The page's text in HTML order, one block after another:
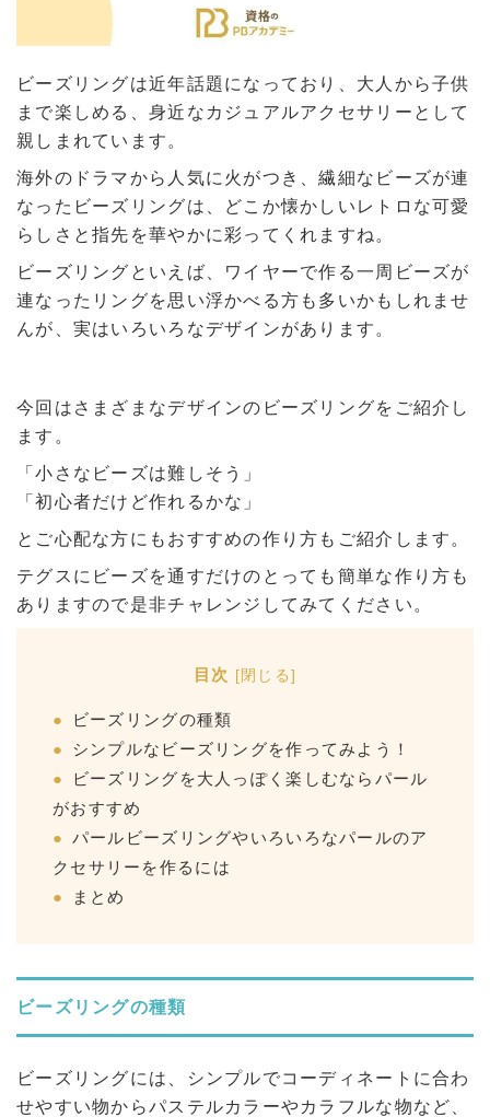
ビーズリングは近年話題になっており、大人から子供
まで楽しめる、身近なカジュアルアクセサリーとして
親しまれています。
海外のドラマから人気に火がつき、繊細なビーズが連
なったビーズリングは、どこか懐かしいレトロな可愛
らしさと指先を華やかに彩ってくれますね。
ビーズリングといえば、ワイヤーで作る一周ビーズが
連なったリングを思い浮かべる方も多いかもしれませ
んが、実はいろいろなデザインがあります。
今回はさまざまなデザインのビーズリングをご紹介し
ます。
「小さなビーズは難しそう」
「初心者だけど作れるかな」
とご心配な方にもおすすめの作り方もご紹介します。
テグスにビーズを通すだけのとっても簡単な作り方も
ありますので是非チャレンジしてみてください。
目次 [ 閉じる ]
ビーズリングの種類
シンプルなビーズリングを作ってみよう！
ビーズリングを大人っぽく楽しむならパール
がおすすめ
パールビーズリングやいろいろなパールのア
クセサリーを作るには
まとめ
ビーズリングの種類
ビーズリングには、シンプルでコーディネートに合わ
せやすい物からパステルカラーやカラフルな物など、